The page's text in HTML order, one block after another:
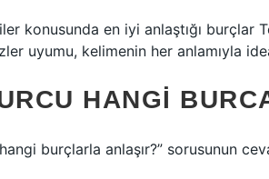
konusunda en iyi anlaştığı burçlar
uyumu, kelimenin her anlamıyla
HANGI
burçlarla anlaşır?” sorusunun